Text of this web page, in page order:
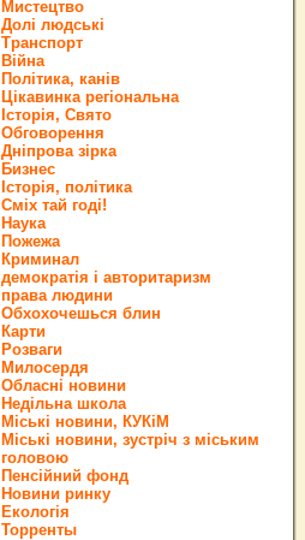
Мистецтво
Долі людські
Транспорт
Війна
Політика, канів
Цікавинка регіональна
Історія, Свято
Обговорення
Дніпрова зірка
Бизнес
Історія, політика
Сміх тай годі!
Наука
Пожежа
Криминал
демократія і авторитаризм
права людини
Обхохочешься блин
Карти
Розваги
Милосердя
Обласні новини
Недільна школа
Міські новини, КУКіМ
Міські новини, зустріч з міським
головою
Пенсійний фонд
Новини ринку
Екологія
Торренты